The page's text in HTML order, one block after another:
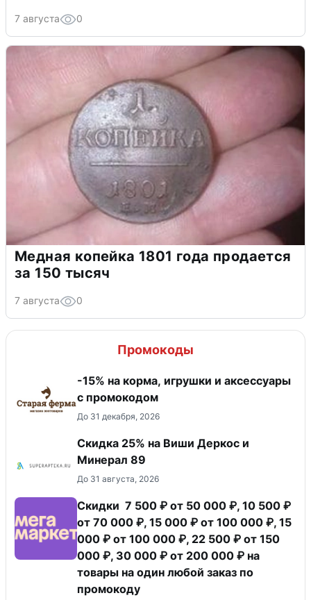
7 августа 0
Медная копейка 1801 года продается
за 150 тысяч
7 августа 0
Промокоды
-15% на корма, игрушки и аксессуары
с промокодом
До 31 декабря, 2026
Скидка 25% на Виши Деркос и
Минерал 89
До 31 августа, 2026
Скидки 7 500 ₽ от 50 000 ₽, 10 500 ₽
от 70 000 ₽, 15 000 ₽ от 100 000 ₽, 15
000 ₽ от 100 000 ₽, 22 500 ₽ от 150
000 ₽, 30 000 ₽ от 200 000 ₽ на
товары на один любой заказ по
промокоду